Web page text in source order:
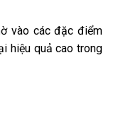
vào các đặc điểm
hiệu quả cao trong